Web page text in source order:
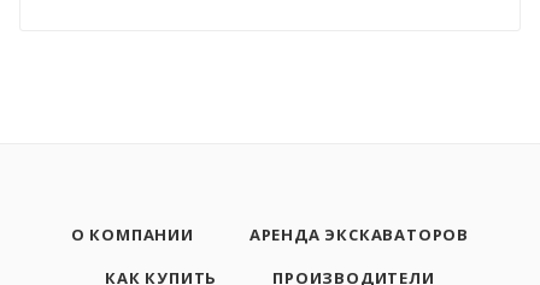
О КОМПАНИИ
АРЕНДА ЭКСКАВАТОРОВ
КАК КУПИТЬ
ПРОИЗВОДИТЕЛИ